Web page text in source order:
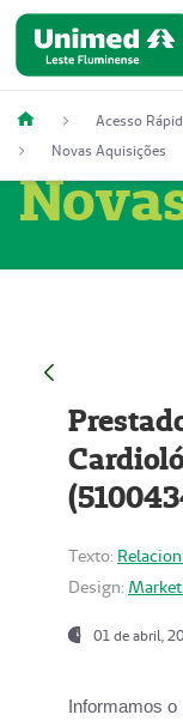
Acesso
Novas Aquisições
Texto:
Design:
01 de abril,
Informamos